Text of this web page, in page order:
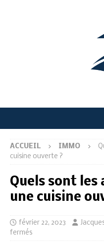
ACCUEIL IMMO
cuisine ouverte ?
Quels sont les
une cuisine
février 22, 2023
fermés